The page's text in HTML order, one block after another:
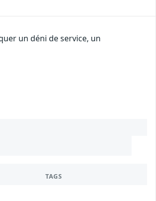
un déni de service, un
TAGS